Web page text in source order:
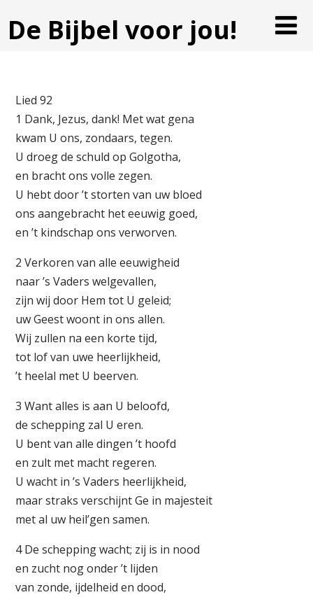
De Bijbel voor jou!
Lied 92
1 Dank, Jezus, dank! Met wat gena
kwam U ons, zondaars, tegen.
U droeg de schuld op Golgotha,
en bracht ons volle zegen.
U hebt door ’t storten van uw bloed
ons aangebracht het eeuwig goed,
en ’t kindschap ons verworven.
2 Verkoren van alle eeuwigheid
naar ’s Vaders welgevallen,
zijn wij door Hem tot U geleid;
uw Geest woont in ons allen.
Wij zullen na een korte tijd,
tot lof van uwe heerlijkheid,
’t heelal met U beerven.
3 Want alles is aan U beloofd,
de schepping zal U eren.
U bent van alle dingen ’t hoofd
en zult met macht regeren.
U wacht in ’s Vaders heerlijkheid,
maar straks verschijnt Ge in majesteit
met al uw heil’gen samen.
4 De schepping wacht; zij is in nood
en zucht nog onder ’t lijden
van zonde, ijdelheid en dood,